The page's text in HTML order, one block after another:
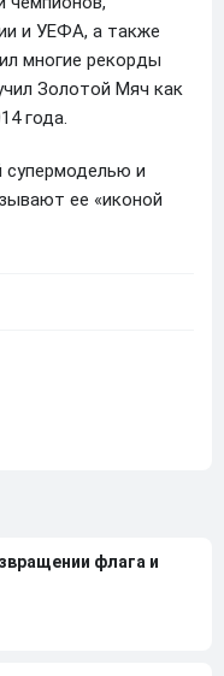
и УЕФА, а также
многие рекорды
Золотой Мяч как
года.
супермоделью и
ее «иконой
флага и